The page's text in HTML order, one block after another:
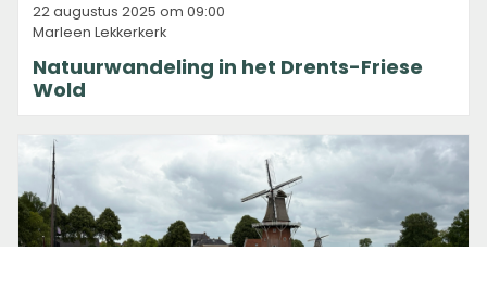
22 augustus 2025 om 09:00
Marleen Lekkerkerk
Natuurwandeling in het Drents-Friese
Wold